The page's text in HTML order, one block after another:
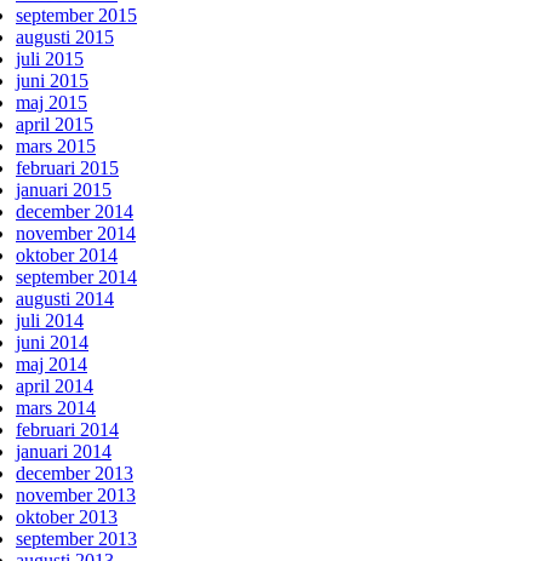
september 2015
augusti 2015
juli 2015
juni 2015
maj 2015
april 2015
mars 2015
februari 2015
januari 2015
december 2014
november 2014
oktober 2014
september 2014
augusti 2014
juli 2014
juni 2014
maj 2014
april 2014
mars 2014
februari 2014
januari 2014
december 2013
november 2013
oktober 2013
september 2013